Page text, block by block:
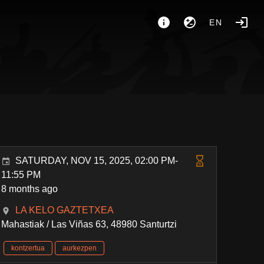
EN
SATURDAY, NOV 15, 2025, 02:00 PM-
11:55 PM
8 months ago
LA KELO GAZTETXEA
Mahastiak / Las Viñas 63, 48980 Santurtzi
kontzertua aurkezpen